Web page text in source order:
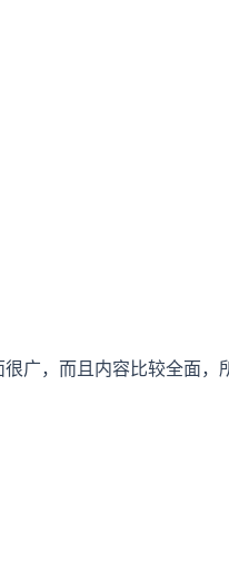
广，而且内容比较全面，